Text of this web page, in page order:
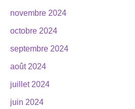
novembre 2024
octobre 2024
septembre 2024
août 2024
juillet 2024
juin 2024